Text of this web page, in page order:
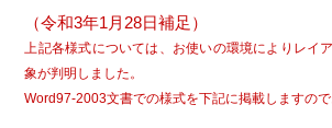
（令和3年1月28日補足）
上記各様式については、お使いの環境によりレイ
象が判明しました。
Word97-2003文書での様式を下記に掲載しますので